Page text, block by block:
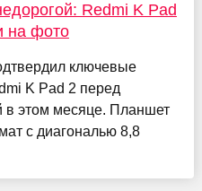
Redmi K Pad
на фото
ключевые
K Pad 2 перед
в этом месяце. Планшет
с диагональю 8,8